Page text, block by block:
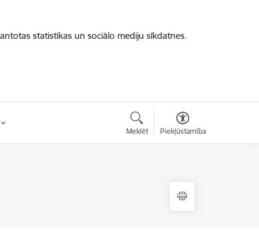
statistikas un sociālo mediju sīkdatnes.
Meklēt Piekļūstamība